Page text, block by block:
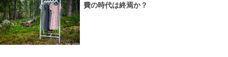
費の時代は終焉か？